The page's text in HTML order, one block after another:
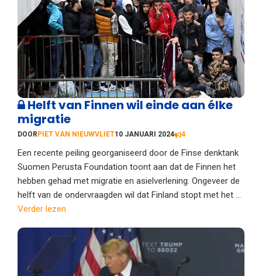
Helft van Finnen wil einde aan élke
migratie
DOOR PIET VAN NIEUWVLIET10 JANUARI 2024 4
Een recente peiling georganiseerd door de Finse denktank
Suomen Perusta Foundation toont aan dat de Finnen het
hebben gehad met migratie en asielverlening. Ongeveer de
helft van de ondervraagden wil dat Finland stopt met het ...
Verder lezen